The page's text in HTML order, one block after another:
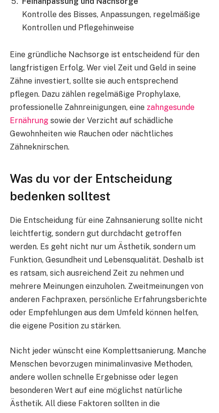
Kontrolle des Bisses, Anpassungen, regelmäßige
Kontrollen und Pflegehinweise
Eine gründliche Nachsorge ist entscheidend für den
langfristigen Erfolg. Wer viel Zeit und Geld in seine
Zähne investiert, sollte sie auch entsprechend
pflegen. Dazu zählen regelmäßige Prophylaxe,
professionelle Zahnreinigungen, eine zahngesunde
Ernährung sowie der Verzicht auf schädliche
Gewohnheiten wie Rauchen oder nächtliches
Zähneknirschen.
Was du vor der Entscheidung
bedenken solltest
Die Entscheidung für eine Zahnsanierung sollte nicht
leichtfertig, sondern gut durchdacht getroffen
werden. Es geht nicht nur um Ästhetik, sondern um
Funktion, Gesundheit und Lebensqualität. Deshalb ist
es ratsam, sich ausreichend Zeit zu nehmen und
mehrere Meinungen einzuholen. Zweitmeinungen von
anderen Fachpraxen, persönliche Erfahrungsberichte
oder Empfehlungen aus dem Umfeld können helfen,
die eigene Position zu stärken.
Nicht jeder wünscht eine Komplettsanierung. Manche
Menschen bevorzugen minimalinvasive Methoden,
andere wollen schnelle Ergebnisse oder legen
besonderen Wert auf eine möglichst natürliche
Ästhetik. All diese Faktoren sollten in die